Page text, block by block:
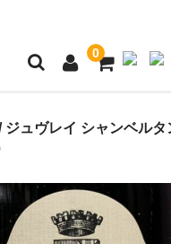
0
ジュヴレイ シャンベルタ